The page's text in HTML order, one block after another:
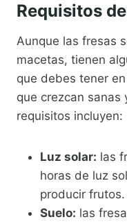
Requisitos
Aunque las fresas
macetas, tienen
que debes tener
que crezcan
requisitos incluyen:
Luz solar: las
horas de luz
producir frutos.
Suelo: las